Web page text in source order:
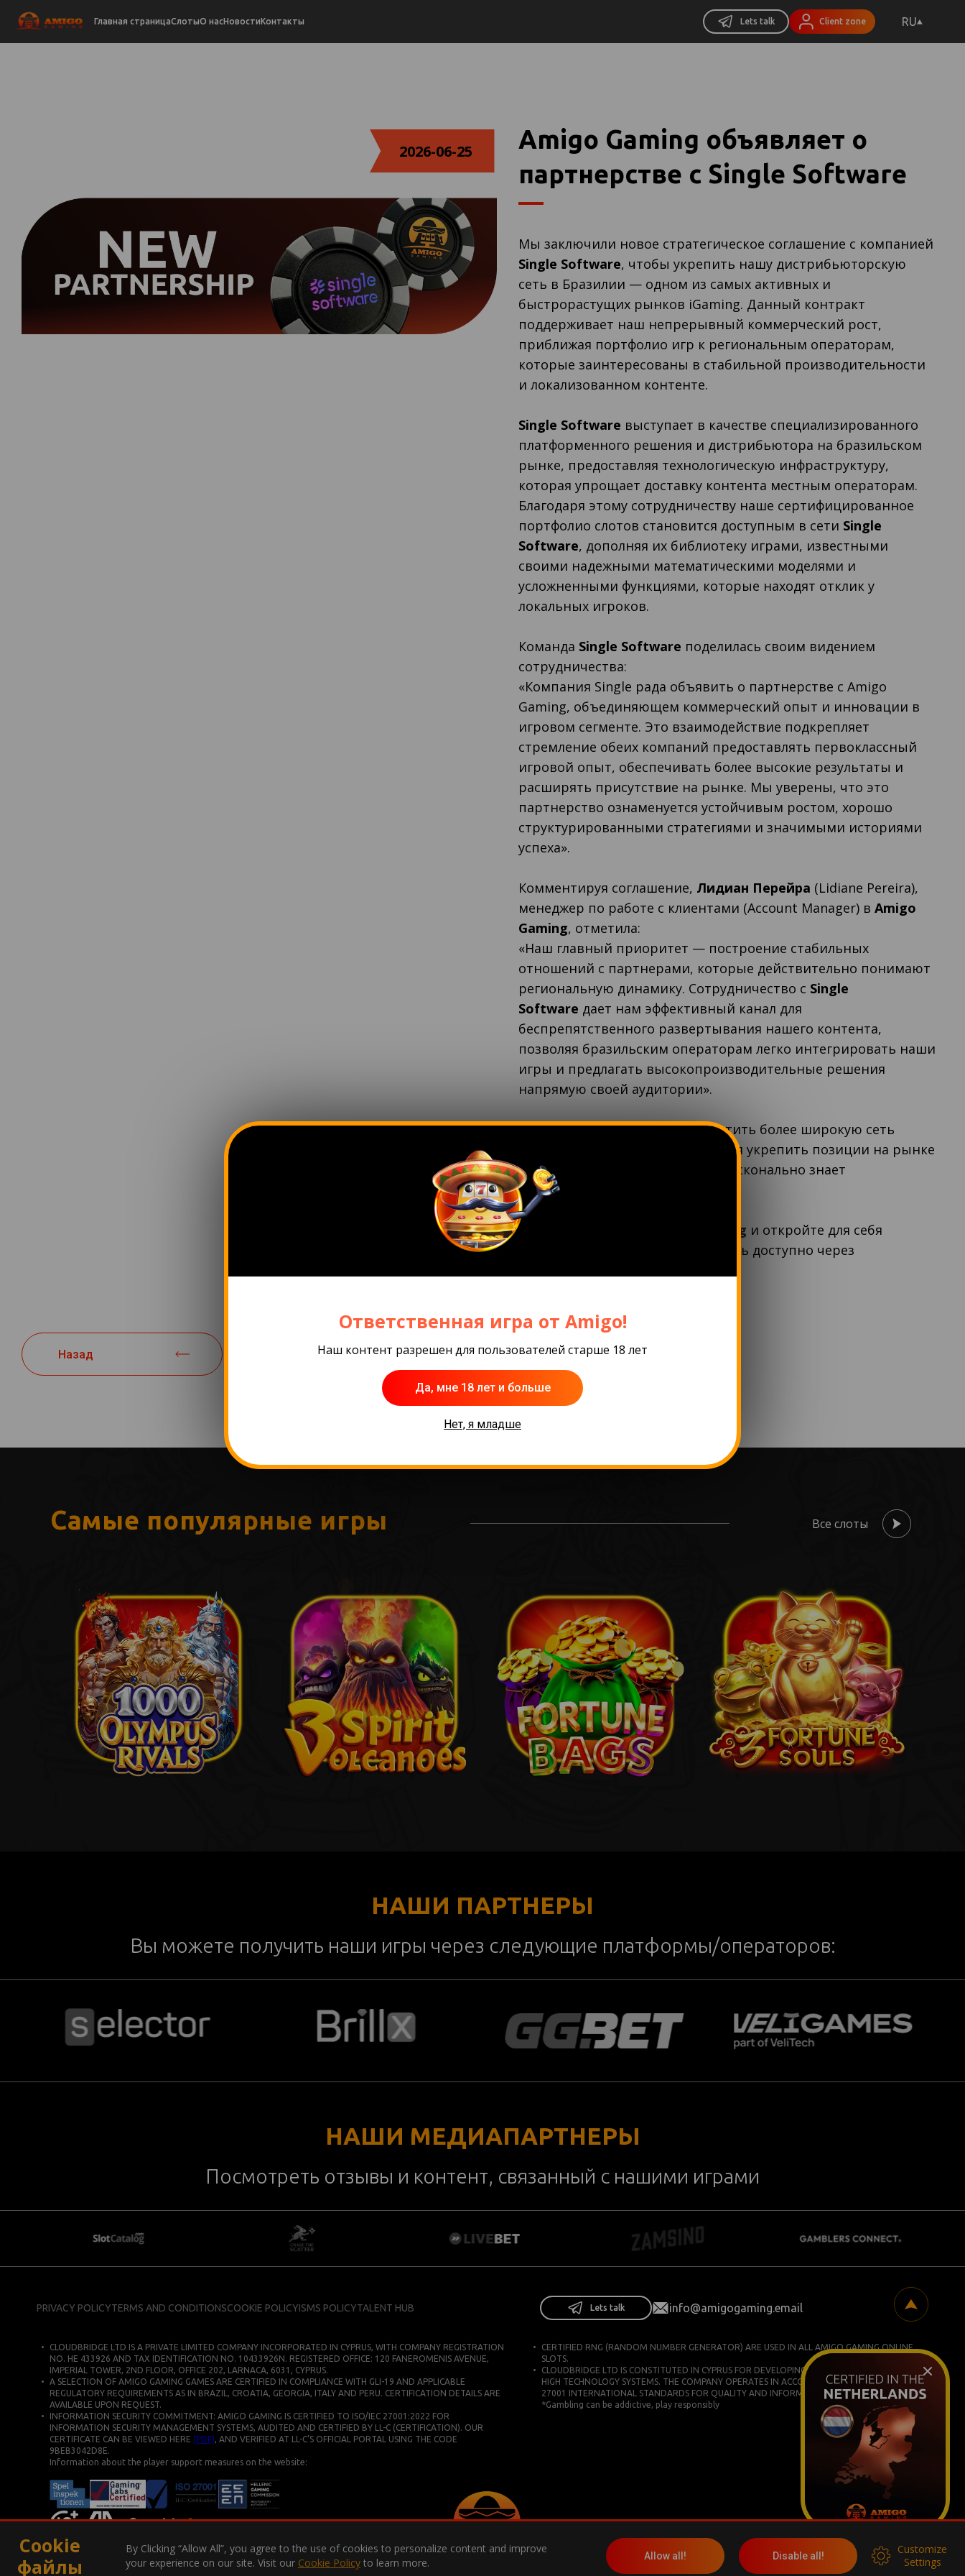
Главная страницаСлотыО насНовостиКонтакты Lets talk Client zone RU
2026-06-25
Amigo Gaming объявляет о
партнерстве с Single Software
Мы заключили новое стратегическое соглашение с компанией
Single Software, чтобы укрепить нашу дистрибьюторскую
сеть в Бразилии — одном из самых активных и
быстрорастущих рынков iGaming. Данный контракт
поддерживает наш непрерывный коммерческий рост,
приближая портфолио игр к региональным операторам,
которые заинтересованы в стабильной производительности
и локализованном контенте.
Single Software выступает в качестве специализированного
платформенного решения и дистрибьютора на бразильском
рынке, предоставляя технологическую инфраструктуру,
которая упрощает доставку контента местным операторам.
Благодаря этому сотрудничеству наше сертифицированное
портфолио слотов становится доступным в сети Single
Software, дополняя их библиотеку играми, известными
своими надежными математическими моделями и
усложненными функциями, которые находят отклик у
локальных игроков.
Команда Single Software поделилась своим видением
сотрудничества:
«Компания Single рада объявить о партнерстве с Amigo
Gaming, объединяющем коммерческий опыт и инновации в
игровом сегменте. Это взаимодействие подкрепляет
стремление обеих компаний предоставлять первоклассный
игровой опыт, обеспечивать более высокие результаты и
расширять присутствие на рынке. Мы уверены, что это
партнерство ознаменуется устойчивым ростом, хорошо
структурированными стратегиями и значимыми историями
успеха».
Комментируя соглашение, Лидиан Перейра (Lidiane Pereira),
менеджер по работе с клиентами (Account Manager) вAmigo
Gaming, отметила:
«Наш главный приоритет — построение стабильных
отношений с партнерами, которые действительно понимают
региональную динамику. Сотрудничество с Single
Software дает нам эффективный канал для
беспрепятственного развертывания нашего контента,
позволяя бразильским операторам легко интегрировать наши
игры и предлагать высокопроизводительные решения
напрямую своей аудитории».
Этот альянс помогает нам охватить более широкую сеть
операторов в Бразилии, позволяя укрепить позиции на рынке
вместе с партнером, который досконально знает
предпочтения местных игроков.
Изучите портфолио Amigo Gaming и откройте для себя
разнообразие игр, которое теперь доступно через
Назад
Самые популярные игры Все слоты
НАШИ ПАРТНЕРЫ
Вы можете получить наши игры через следующие платформы/операторов:
НАШИ МЕДИАПАРТНЕРЫ
Посмотреть отзывы и контент, связанный с нашими играми
PRIVACY POLICYTERMS AND CONDITIONSCOOKIE POLICYISMS POLICYTALENT HUB
Социальные сети:
Lets talk info@amigogaming.email
CLOUDBRIDGE LTD IS A PRIVATE LIMITED COMPANY INCORPORATED IN CYPRUS, WITH COMPANY REGISTRATION
NO. HE 433926 AND TAX IDENTIFICATION NO. 10433926N. REGISTERED OFFICE: 120 FANEROMENIS AVENUE,
IMPERIAL TOWER, 2ND FLOOR, OFFICE 202, LARNACA, 6031, CYPRUS.
A SELECTION OF AMIGO GAMING GAMES ARE CERTIFIED IN COMPLIANCE WITH GLI-19 AND APPLICABLE
REGULATORY REQUIREMENTS AS IN BRAZIL, CROATIA, GEORGIA, ITALY AND PERU. CERTIFICATION DETAILS ARE
AVAILABLE UPON REQUEST.
INFORMATION SECURITY COMMITMENT: AMIGO GAMING IS CERTIFIED TO ISO/IEC 27001:2022 FOR
INFORMATION SECURITY MANAGEMENT SYSTEMS, AUDITED AND CERTIFIED BY LL-C (CERTIFICATION). OUR
CERTIFICATE CAN BE VIEWED HERE (PDF), AND VERIFIED AT LL-C’S OFFICIAL PORTAL USING THE CODE
9BEB3042D8E.
CERTIFIED RNG (RANDOM NUMBER GENERATOR) ARE USED IN ALL AMIGO GAMING ONLINE
SLOTS.
CLOUDBRIDGE LTD IS CONSTITUTED IN CYPRUS FOR DEVELOPING AND COMMERCIALIZING
HIGH TECHNOLOGY SYSTEMS. THE COMPANY OPERATES IN ACCORDANCE WITH ISO/IEC
27001 INTERNATIONAL STANDARDS FOR QUALITY AND INFORMATION SECURITY.
*Gambling can be addictive, play responsibly
Information about the player support measures on the website:
COPYRIGHT © 2026. ВСЕ ПРАВА ЗАЩИЩЕНЫ
Ответственная игра от Amigo!
Наш контент разрешен для пользователей старше 18 лет
Да, мне 18 лет и больше
Нет, я младше
Cookie
файлы
By Clicking “Allow All”, you agree to the use of cookies to personalize content and improve
your experience on our site. Visit our Cookie Policyto learn more.
Allow all! Disable all!
Customize
Settings
More info